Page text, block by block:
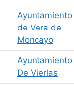
Ayuntamiento
de Vera de
Moncayo
Ayuntamiento
De Vierlas